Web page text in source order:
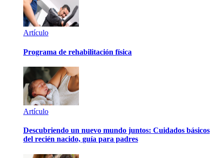
Artículo
Programa de rehabilitación física
Artículo
Descubriendo un nuevo mundo juntos: Cuidados básicos
del recién nacido, guía para padres